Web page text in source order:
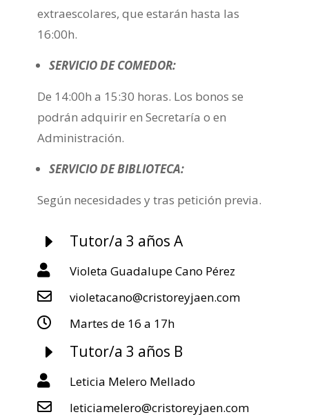
extraescolares, que estarán hasta las
16:00h.
SERVICIO DE COMEDOR:
De 14:00h a 15:30 horas. Los bonos se
podrán adquirir en Secretaría o en
Administración.
SERVICIO DE BIBLIOTECA:
Según necesidades y tras petición previa.
E Tutor/a 3 años A
 Violeta Guadalupe Cano Pérez
 violetacano@cristoreyjaen.com
 Martes de 16 a 17h
E Tutor/a 3 años B
 Leticia Melero Mellado
 leticiamelero@cristoreyjaen.com